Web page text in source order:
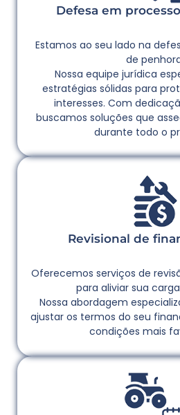
Defesa em
Estamos ao seu lado na
de
Nossa equipe jurídica
estratégias sólidas para
interesses. Com
buscamos soluções que
durante todo o
Revisional de
Oferecemos serviços de
para aliviar sua
Nossa abordagem
ajustar os termos do seu
condições mais